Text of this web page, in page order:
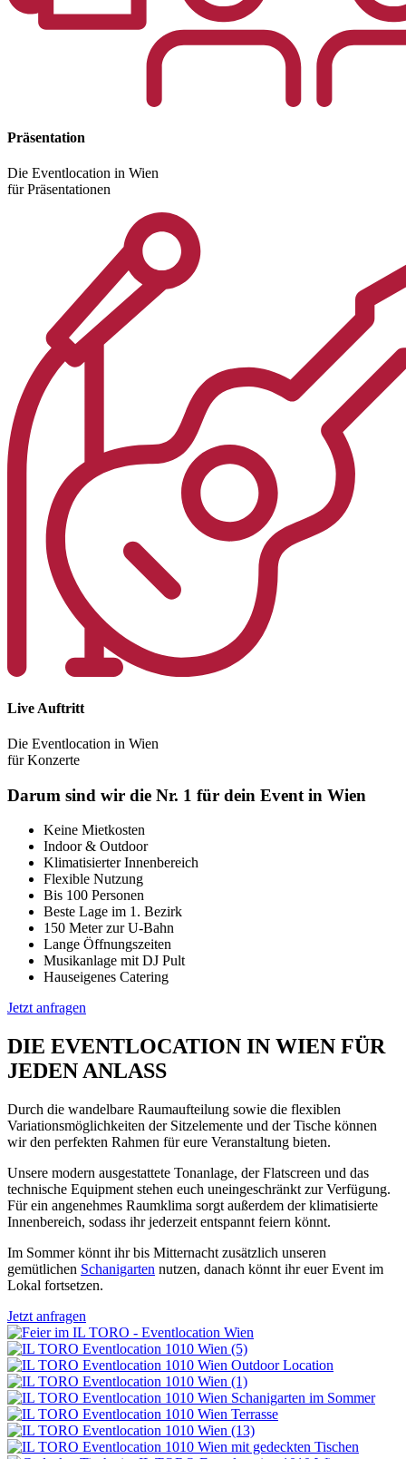
Präsentation
Die Eventlocation in Wien
für Präsentationen
Live Auftritt
Die Eventlocation in Wien
für Konzerte
Darum sind wir die Nr. 1 für dein Event in Wien
Keine Mietkosten
Indoor & Outdoor
Klimatisierter Innenbereich
Flexible Nutzung
Bis 100 Personen
Beste Lage im 1. Bezirk
150 Meter zur U-Bahn
Lange Öffnungszeiten
Musikanlage mit DJ Pult
Hauseigenes Catering
Jetzt anfragen
DIE EVENTLOCATION IN WIEN FÜR
JEDEN ANLASS
Durch die wandelbare Raumaufteilung sowie die flexiblen
Variationsmöglichkeiten der Sitzelemente und der Tische können
wir den perfekten Rahmen für eure Veranstaltung bieten.
Unsere modern ausgestattete Tonanlage, der Flatscreen und das
technische Equipment stehen euch uneingeschränkt zur Verfügung.
Für ein angenehmes Raumklima sorgt außerdem der klimatisierte
Innenbereich, sodass ihr jederzeit entspannt feiern könnt.
Im Sommer könnt ihr bis Mitternacht zusätzlich unseren
gemütlichen Schanigarten nutzen, danach könnt ihr euer Event im
Lokal fortsetzen.
Jetzt anfragen